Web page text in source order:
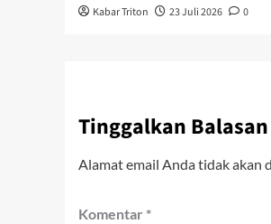
Kabar Triton 23 Juli 2026 0
Tinggalkan Balasan
Alamat email Anda tidak akan
Komentar *